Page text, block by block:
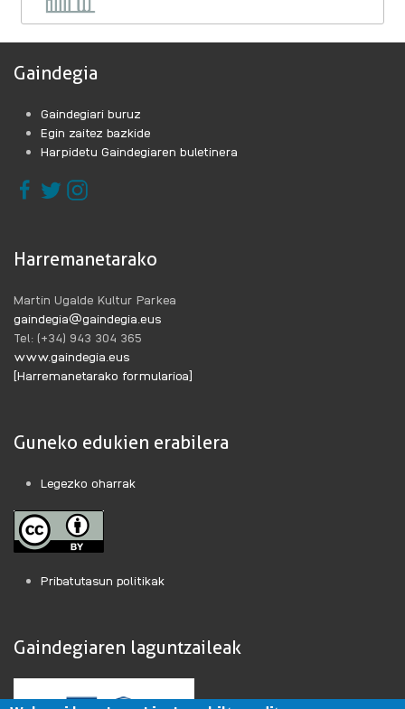
Gaindegia
Gaindegiari buruz
Egin zaitez bazkide
Harpidetu Gaindegiaren buletinera
Harremanetarako
Martin Ugalde Kultur Parkea
gaindegia@gaindegia.eus
Tel: (+34) 943 304 365
www.gaindegia.eus
[Harremanetarako formularioa]
Guneko edukien erabilera
Legezko oharrak
Pribatutasun politikak
Gaindegiaren laguntzaileak